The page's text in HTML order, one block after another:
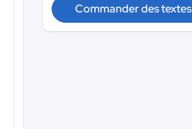
Commander des textes